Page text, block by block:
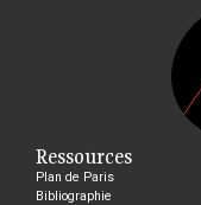
Ressources
Plan de Paris
Bibliographie